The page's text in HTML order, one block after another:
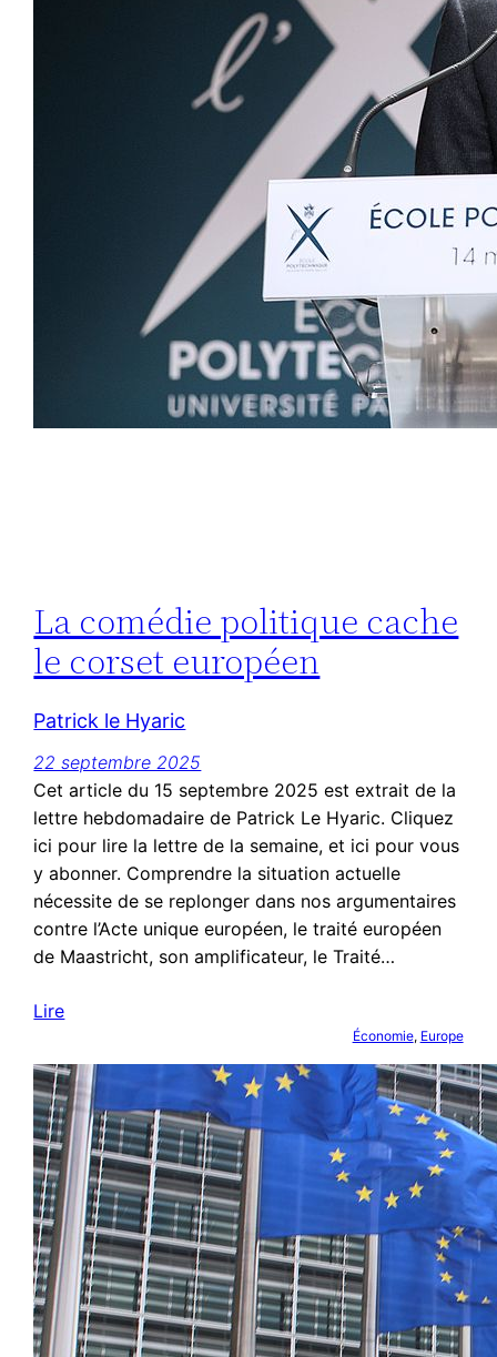
La comédie politique cache
le corset européen
Patrick le Hyaric
22 septembre 2025
Cet article du 15 septembre 2025 est extrait de la
lettre hebdomadaire de Patrick Le Hyaric. Cliquez
ici pour lire la lettre de la semaine, et ici pour vous
y abonner. Comprendre la situation actuelle
nécessite de se replonger dans nos argumentaires
contre l’Acte unique européen, le traité européen
de Maastricht, son amplificateur, le Traité…
Lire
Économie, Europe